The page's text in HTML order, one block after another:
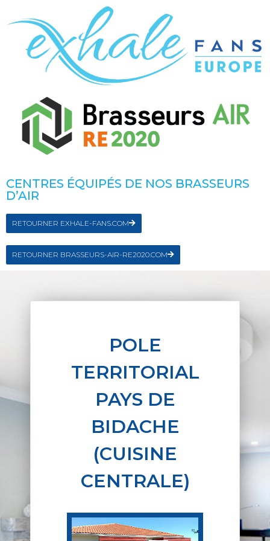
CENTRES ÉQUIPÉS DE NOS BRASSEURS
D’AIR
RETOURNER EXHALE-FANS.COM
RETOURNER BRASSEURS-AIR-RE2020.COM
POLE
TERRITORIAL
PAYS DE
BIDACHE
(CUISINE
CENTRALE)